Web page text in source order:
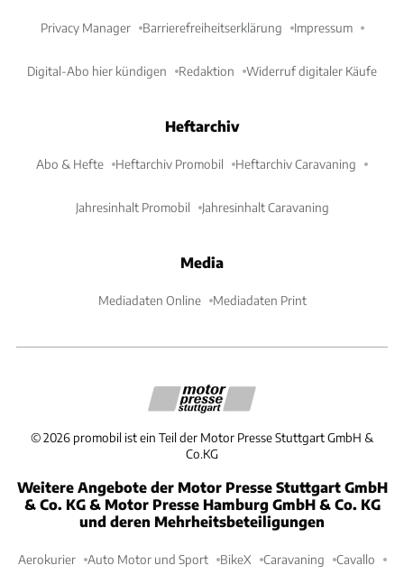
Privacy Manager Barrierefreiheitserklärung Impressum
Digital-Abo hier kündigen Redaktion Widerruf digitaler Käufe
Heftarchiv
Abo & Hefte Heftarchiv Promobil Heftarchiv Caravaning
Jahresinhalt Promobil Jahresinhalt Caravaning
Media
Mediadaten Online Mediadaten Print
©2026 promobil ist ein Teil der Motor Presse Stuttgart GmbH &
Co.KG
Weitere Angebote der Motor Presse Stuttgart GmbH
& Co. KG & Motor Presse Hamburg GmbH & Co. KG
und deren Mehrheitsbeteiligungen
Aerokurier Auto Motor und Sport BikeX Caravaning Cavallo